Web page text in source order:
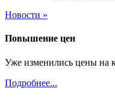
Новости »
Повышение цен
Уже изменились цены на
Подробнее...